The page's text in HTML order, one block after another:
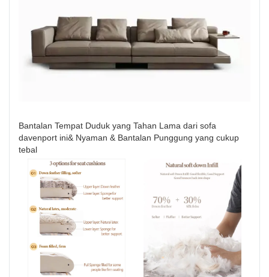
Bantalan Tempat Duduk yang Tahan Lama dari sofa
davenport ini& Nyaman & Bantalan Punggung yang cukup
tebal